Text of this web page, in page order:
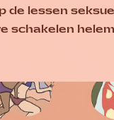
de lessen
schakelen